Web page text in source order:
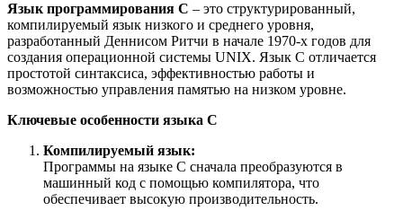
Язык программирования С – это структурированный,
компилируемый язык низкого и среднего уровня,
разработанный Деннисом Ритчи в начале 1970-х годов для
создания операционной системы UNIX. Язык С отличается
простотой синтаксиса, эффективностью работы и
возможностью управления памятью на низком уровне.
Ключевые особенности языка С
Компилируемый язык:
Программы на языке С сначала преобразуются в
машинный код с помощью компилятора, что
обеспечивает высокую производительность.